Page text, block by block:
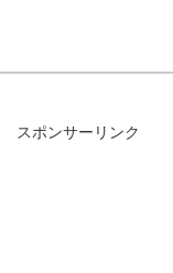
スポンサーリンク